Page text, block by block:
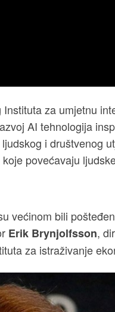
za umjetnu
AI tehnologija
i društvenog
povećavaju
većinom bili
Erik Brynjolfsson,
za istraživanje